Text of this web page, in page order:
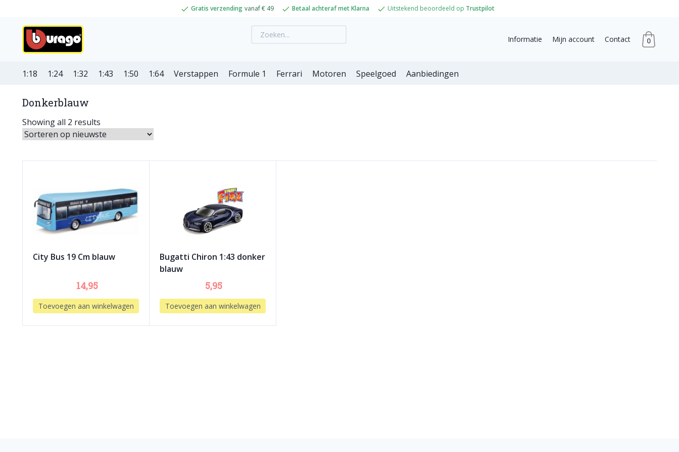
Gratis verzending vanaf € 49 Betaal achteraf met Klarna Uitstekend beoordeeld op Trustpilot
Informatie Mijn account Contact 0
1:18 1:24 1:32 1:43 1:50 1:64 Verstappen Formule 1 Ferrari Motoren Speelgoed Aanbiedingen
Donkerblauw
Showing all 2 results
City Bus 19 Cm blauw
14,95
Toevoegen aan winkelwagen
Bugatti Chiron 1:43 donker
blauw
5,95
Toevoegen aan winkelwagen